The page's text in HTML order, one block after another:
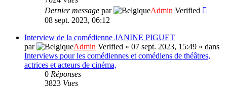
Dernier message par Admin Verified
08 sept. 2023, 06:12
Interview de la comédienne JANINE PIGUET
par
Admin Verified » 07 sept. 2023, 15:49 » dans
Interviews pour les comédiennes et comédiens de théâtres,
actrices et acteurs de cinéma,
0 Réponses
3823 Vues